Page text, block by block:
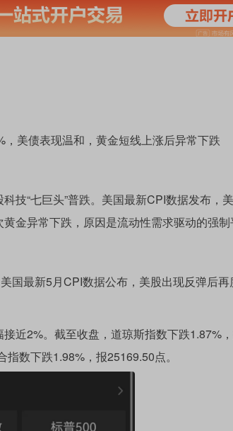
美债表现温和，黄金短线上涨后异常下跌
“七巨头”普跌。美国最新CPI数据发布，
金异常下跌，原因是流动性需求驱动的强制
最新5月CPI数据公布，美股出现反弹后再
近2%。截至收盘，道琼斯指数下跌1.87%
数下跌1.98%，报25169.50点。